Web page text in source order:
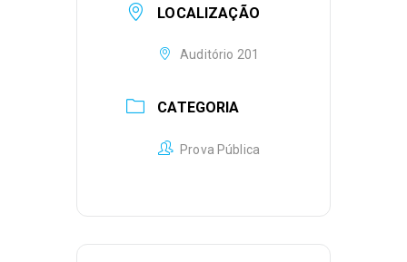
LOCALIZAÇÃO
Auditório 201
CATEGORIA
Prova Pública